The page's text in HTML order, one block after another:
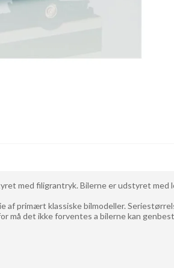
med filigrantryk. Bilerne er udstyret med
af primært klassiske bilmodeller.
må det ikke forventes a bilerne kan